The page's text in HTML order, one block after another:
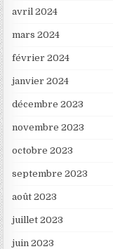
avril 2024
mars 2024
février 2024
janvier 2024
décembre 2023
novembre 2023
octobre 2023
septembre 2023
août 2023
juillet 2023
juin 2023